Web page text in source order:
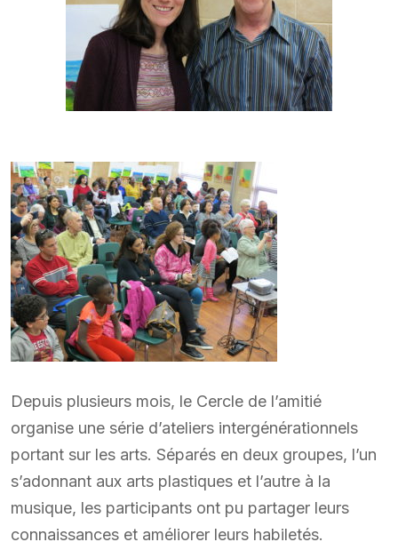
Depuis plusieurs mois, le Cercle de l’amitié
organise une série d’ateliers intergénérationnels
portant sur les arts. Séparés en deux groupes, l’un
s’adonnant aux arts plastiques et l’autre à la
musique, les participants ont pu partager leurs
connaissances et améliorer leurs habiletés.